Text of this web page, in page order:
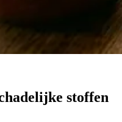
stoffen